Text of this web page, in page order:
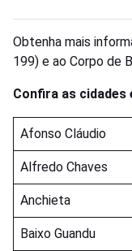
Obtenha mais
199) e ao Corpo de
Confira as cidades
Afonso Cláudio
Alfredo Chaves
Anchieta
Baixo Guandu